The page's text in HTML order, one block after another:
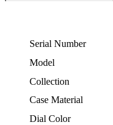
Serial Number
Model
Collection
Case Material
Dial Color